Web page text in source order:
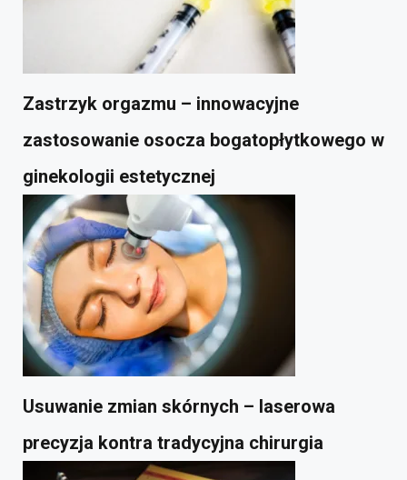
Zastrzyk orgazmu – innowacyjne
zastosowanie osocza bogatopłytkowego w
ginekologii estetycznej
Usuwanie zmian skórnych – laserowa
precyzja kontra tradycyjna chirurgia